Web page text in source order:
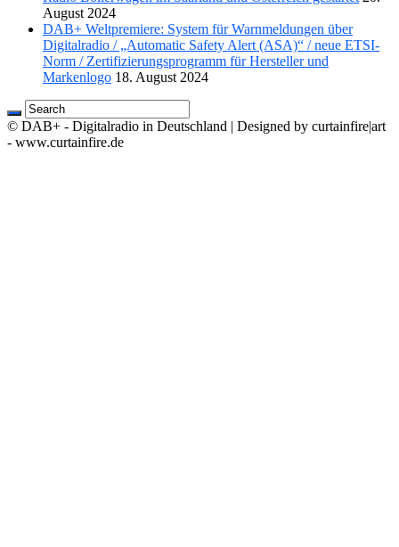
August 2024
DAB+ Weltpremiere: System für Warnmeldungen über
Digitalradio / „Automatic Safety Alert (ASA)“ / neue ETSI-
Norm / Zertifizierungsprogramm für Hersteller und
Markenlogo 18. August 2024
© DAB+ - Digitalradio in Deutschland | Designed by curtainfire|art
- www.curtainfire.de